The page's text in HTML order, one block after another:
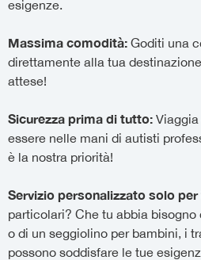
esigenze.
Massima comodità: Goditi una
direttamente alla tua
attese!
Sicurezza prima di tutto:
essere nelle mani di autisti
è la nostra priorità!
Servizio personalizzato solo per
particolari? Che tu abbia bisogno
o di un seggiolino per bambini, i
possono soddisfare le tue